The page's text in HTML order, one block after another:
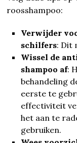
roosshampoo:
Verwijder
schilfers: Dit
Wissel de
shampoo af:
behandeling
eerste te
effectiviteit
het aan te
gebruiken.